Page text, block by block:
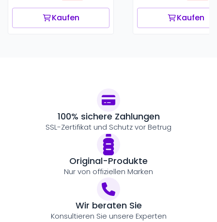
Kaufen Kaufen
100% sichere Zahlungen
SSL-Zertifikat und Schutz vor Betrug
Original-Produkte
Nur von offiziellen Marken
Wir beraten Sie
Konsultieren Sie unsere Experten